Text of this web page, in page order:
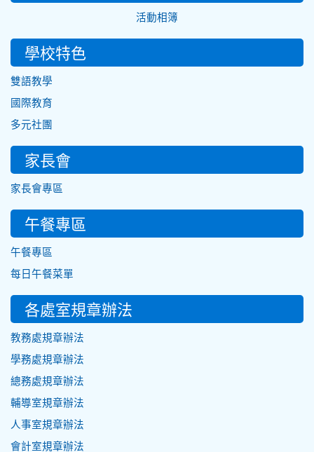
活動相簿
學校特色
雙語教學
國際教育
多元社團
家長會
家長會專區
午餐專區
午餐專區
每日午餐菜單
各處室規章辦法
教務處規章辦法
學務處規章辦法
總務處規章辦法
輔導室規章辦法
人事室規章辦法
會計室規章辦法